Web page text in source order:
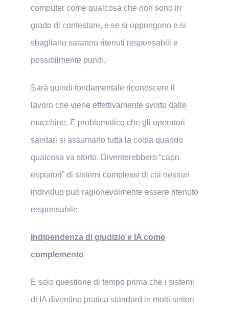
computer come qualcosa che non sono in
grado di contestare, e se si oppongono e si
sbagliano saranno ritenuti responsabili e
possibilmente puniti.
Sarà quindi fondamentale riconoscere il
lavoro che viene effettivamente svolto dalle
macchine. È problematico che gli operatori
sanitari si assumano tutta la colpa quando
qualcosa va storto. Diventerebbero “capri
espiatori” di sistemi complessi di cui nessun
individuo può ragionevolmente essere ritenuto
responsabile.
Indipendenza di giudizio e IA come
complemento
È solo questione di tempo prima che i sistemi
di IA diventino pratica standard in molti settori